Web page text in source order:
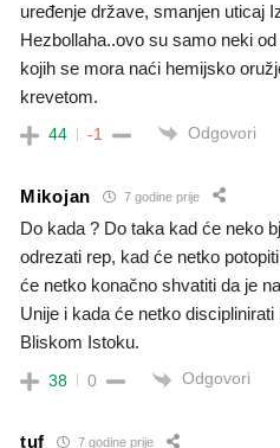
uređenje države, smanjen uticaj
Hezbollaha..ovo su samo neki
kojih se mora naći hemijsko
krevetom.
44 -1 Odgovori
Mikojan 7 godine prije
Do kada ? Do taka kad će neko
odrezati rep, kad će netko
će netko konačno shvatiti da je
Unije i kada će netko
Bliskom Istoku.
38 0 Odgovori
tuf 7 godine prije